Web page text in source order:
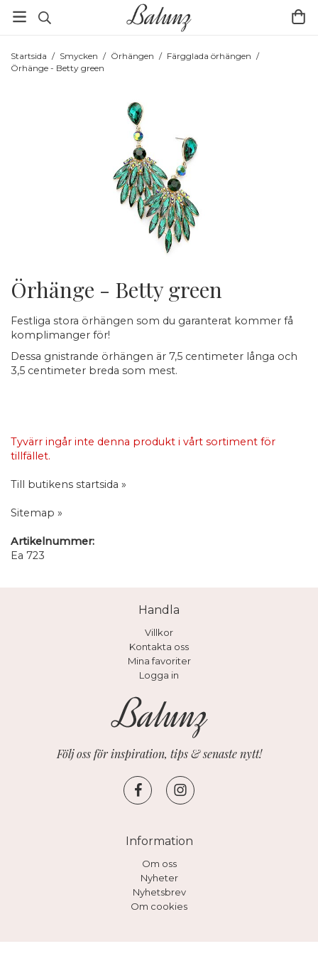
Startsida / Smycken / Örhängen / Färgglada örhängen /
Örhänge - Betty green
Örhänge - Betty green
Festliga stora örhängen som du garanterat kommer få
komplimanger för!
Dessa gnistrande örhängen är 7,5 centimeter långa och
3,5 centimeter breda som mest.
Tyvärr ingår inte denna produkt i vårt sortiment för
tillfället.
Till butikens startsida »
Sitemap »
Artikelnummer:
Ea 723
Handla
Villkor
Kontakta oss
Mina favoriter
Logga in
Följ oss för inspiration, tips & senaste nytt!
Information
Om oss
Nyheter
Nyhetsbrev
Om cookies